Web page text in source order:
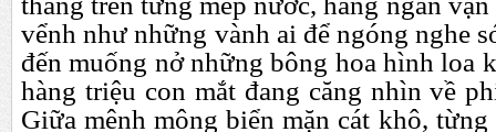
vểnh nhưnhững vành ai để ngóng nghe
đến muống nở những bông hoa hình loa
hàng triệu con mắt đang căng nhìn về
Giữa mênh mông biển mặn cát khô,